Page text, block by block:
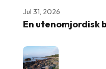
Jul 31, 2026
En utenomjordisk